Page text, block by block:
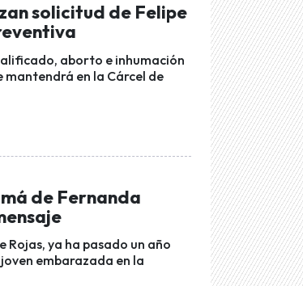
solicitud de Felipe
aborto e inhumación
mantendrá en la Cárcel de
de Fernanda
Rojas, ya ha pasado un año
embarazada en la